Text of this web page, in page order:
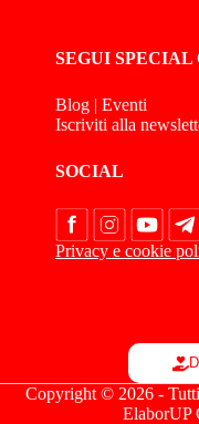
SEGUI SPECIAL
Blog | Eventi
Iscriviti alla
SOCIAL
Privacy e cookie
Copyright © 2026 -
ElaborUP